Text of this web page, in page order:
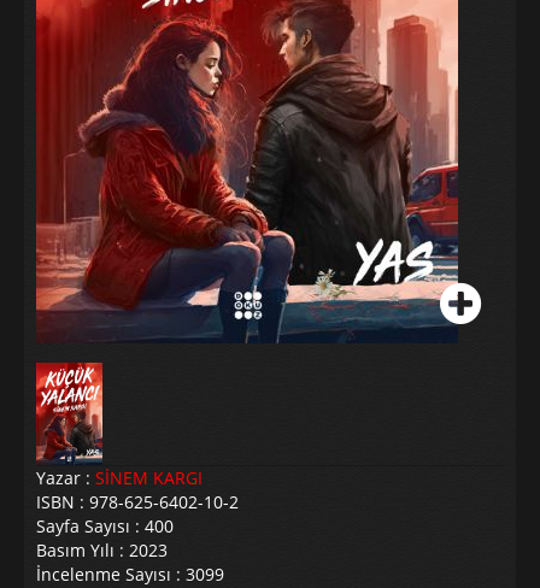
Yazar : SİNEM KARGI
ISBN : 978-625-6402-10-2
Sayfa Sayısı : 400
Basım Yılı : 2023
İncelenme Sayısı : 3099